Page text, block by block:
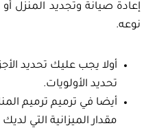
إعادة صيانة وتجديد المنزل
نوعه.
أولا يجب عليك تحديد
تحديد الأولويات.
أيضا في ترميم ترميم
مقدار الميزانية التي